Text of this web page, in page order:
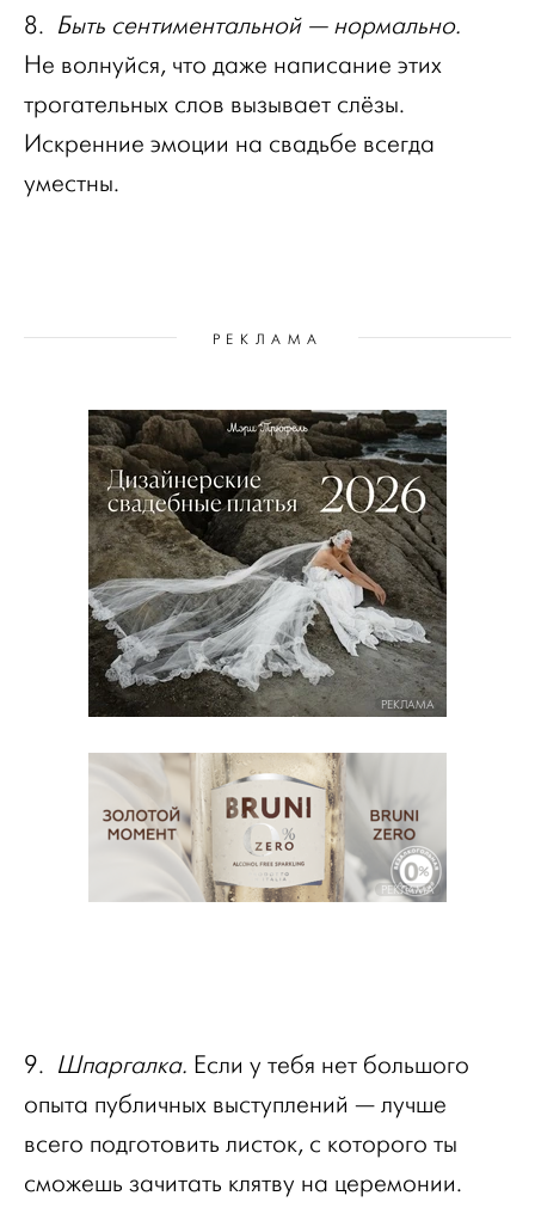
8. Быть сентиментальной — нормально.
Не волнуйся, что даже написание этих
трогательных слов вызывает слёзы.
Искренние эмоции на свадьбе всегда
уместны.
РЕКЛАМА
РЕКЛАМА
РЕКЛАМА
9. Шпаргалка. Если у тебя нет большого
опыта публичных выступлений — лучше
всего подготовить листок, с которого ты
сможешь зачитать клятву на церемонии.